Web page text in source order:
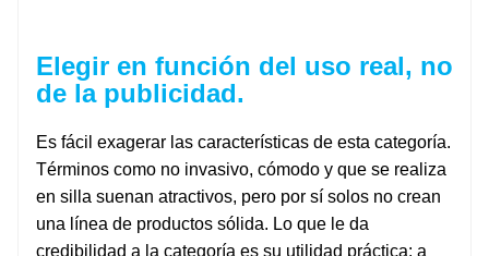
Elegir en función del uso real, no
de la publicidad.
Es fácil exagerar las características de esta categoría.
Términos como no invasivo, cómodo y que se realiza
en silla suenan atractivos, pero por sí solos no crean
una línea de productos sólida. Lo que le da
credibilidad a la categoría es su utilidad práctica: a